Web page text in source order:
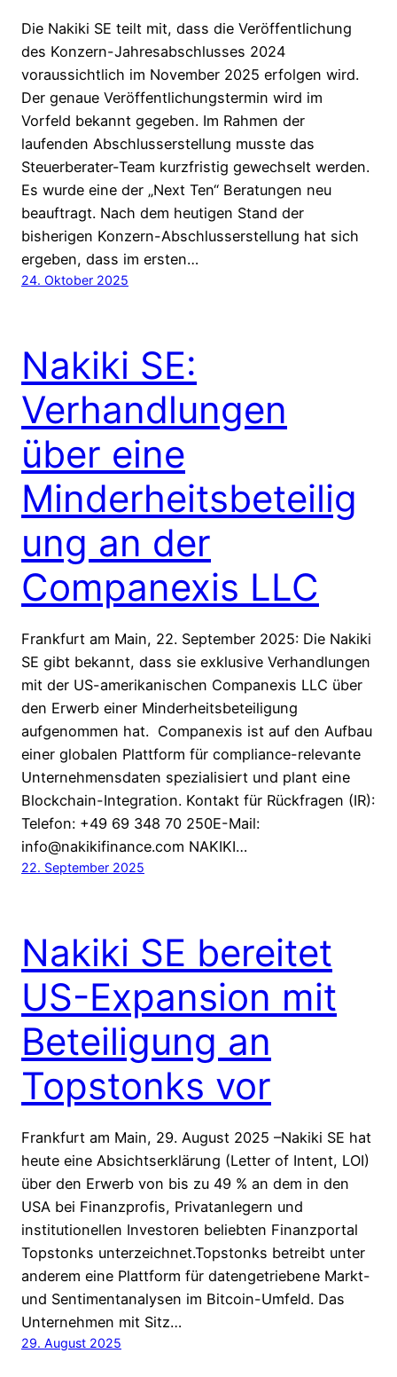
Die Nakiki SE teilt mit, dass die Veröffentlichung
des Konzern-Jahresabschlusses 2024
voraussichtlich im November 2025 erfolgen wird.
Der genaue Veröffentlichungstermin wird im
Vorfeld bekannt gegeben. Im Rahmen der
laufenden Abschlusserstellung musste das
Steuerberater-Team kurzfristig gewechselt werden.
Es wurde eine der „Next Ten“ Beratungen neu
beauftragt. Nach dem heutigen Stand der
bisherigen Konzern-Abschlusserstellung hat sich
ergeben, dass im ersten…
24. Oktober 2025
Nakiki SE:
Verhandlungen
über eine
Minderheitsbeteilig
ung an der
Companexis LLC
Frankfurt am Main, 22. September 2025: Die Nakiki
SE gibt bekannt, dass sie exklusive Verhandlungen
mit der US-amerikanischen Companexis LLC über
den Erwerb einer Minderheitsbeteiligung
aufgenommen hat. Companexis ist auf den Aufbau
einer globalen Plattform für compliance-relevante
Unternehmensdaten spezialisiert und plant eine
Blockchain-Integration. Kontakt für Rückfragen (IR):
Telefon: +49 69 348 70 250E-Mail:
info@nakikifinance.com NAKIKI…
22. September 2025
Nakiki SE bereitet
US-Expansion mit
Beteiligung an
Topstonks vor
Frankfurt am Main, 29. August 2025 –Nakiki SE hat
heute eine Absichtserklärung (Letter of Intent, LOI)
über den Erwerb von bis zu 49 % an dem in den
USA bei Finanzprofis, Privatanlegern und
institutionellen Investoren beliebten Finanzportal
Topstonks unterzeichnet.Topstonks betreibt unter
anderem eine Plattform für datengetriebene Markt-
und Sentimentanalysen im Bitcoin-Umfeld. Das
Unternehmen mit Sitz…
29. August 2025